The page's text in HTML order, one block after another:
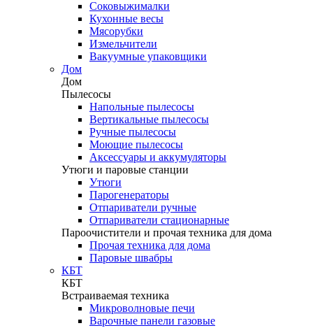
Соковыжималки
Кухонные весы
Мясорубки
Измельчители
Вакуумные упаковщики
Дом
Дом
Пылесосы
Напольные пылесосы
Вертикальные пылесосы
Ручные пылесосы
Моющие пылесосы
Аксессуары и аккумуляторы
Утюги и паровые станции
Утюги
Парогенераторы
Отпариватели ручные
Отпариватели стационарные
Пароочистители и прочая техника для дома
Прочая техника для дома
Паровые швабры
КБТ
КБТ
Встраиваемая техника
Микроволновые печи
Варочные панели газовые